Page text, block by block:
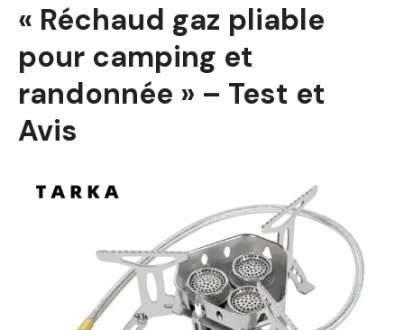
« Réchaud gaz pliable
pour camping et
randonnée » – Test et
Avis